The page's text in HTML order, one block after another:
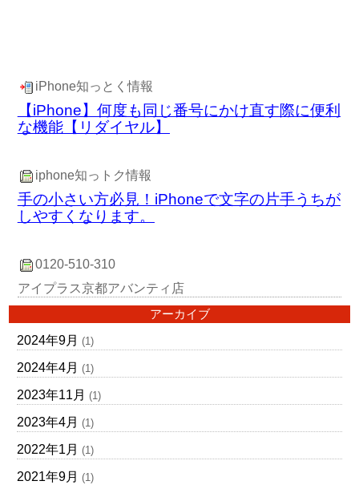
iPhone知っとく情報
【iPhone】何度も同じ番号にかけ直す際に便利
な機能【リダイヤル】
iphone知っトク情報
手の小さい方必見！iPhoneで文字の片手うちが
しやすくなります。
0120-510-310
アイプラス京都アバンティ店
アーカイブ
2024年9月 (1)
2024年4月 (1)
2023年11月 (1)
2023年4月 (1)
2022年1月 (1)
2021年9月 (1)